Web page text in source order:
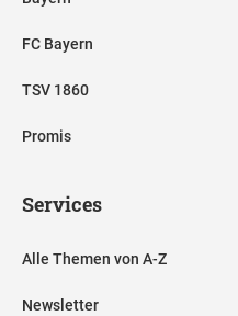
FC Bayern
TSV 1860
Promis
Services
Alle Themen von A-Z
Newsletter